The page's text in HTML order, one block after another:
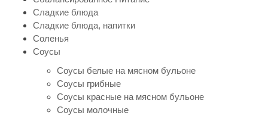
Сладкие блюда
Сладкие блюда, напитки
Соленья
Соусы
Соусы белые на мясном бульоне
Соусы грибные
Соусы красные на мясном бульоне
Соусы молочные